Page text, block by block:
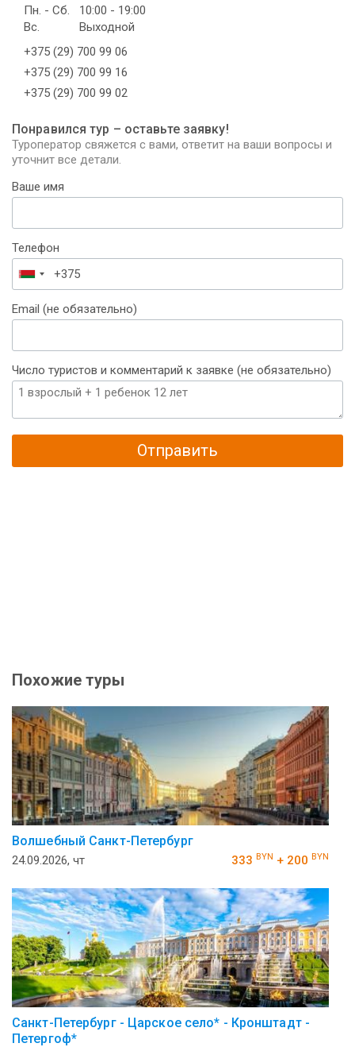
Пн. - Сб.
10:00 - 19:00
Вс.
Выходной
+375 (29) 700 99 06
+375 (29) 700 99 16
+375 (29) 700 99 02
Понравился тур – оставьте заявку!
Туроператор свяжется с вами, ответит на ваши вопросы и
уточнит все детали.
Ваше имя
Телефон
Беларусь
+375
Email (не обязательно)
Число туристов и комментарий к заявке (не обязательно)
Отправить
Похожие туры
Волшебный Санкт-Петербург
24.09.2026, чт 333 BYN + 200 BYN
Санкт-Петербург - Царское село* - Кронштадт -
Петергоф*